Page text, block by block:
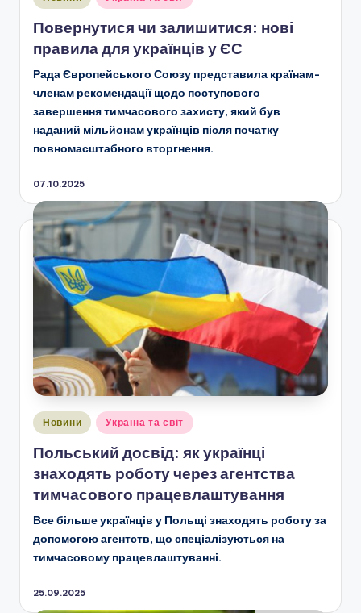
Повернутися чи залишитися: нові
правила для українців у ЄС
Рада Європейського Союзу представила країнам-
членам рекомендації щодо поступового
завершення тимчасового захисту, який був
наданий мільйонам українців після початку
повномасштабного вторгнення.
07.10.2025
Опубліковано
Новини Україна та світ
Польський досвід: як українці
знаходять роботу через агентства
тимчасового працевлаштування
Все більше українців у Польщі знаходять роботу за
допомогою агентств, що спеціалізуються на
тимчасовому працевлаштуванні.
25.09.2025